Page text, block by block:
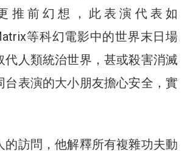
推前幻想，此表演代表如
等科幻電影中的世界末日場
代人類統治世界，甚或殺害消滅
台表演的大小朋友擔心安全，實
的訪問，他解釋所有複雜功夫動